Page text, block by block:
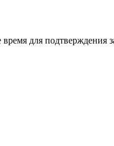
для подтверждения